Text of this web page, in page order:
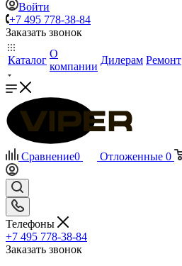
Войти
+7 495 778-38-84
Заказать звонок
Каталог
О
компании
Дилерам Ремонт
Сравнение0 Отложенные 0
Телефоны
+7 495 778-38-84
Заказать звонок